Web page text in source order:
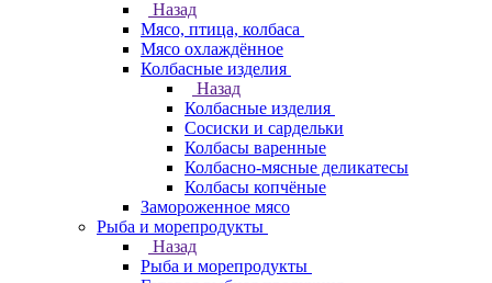
Назад
Мясо, птица, колбаса
Мясо охлаждённое
Колбасные изделия
Назад
Колбасные изделия
Сосиски и сардельки
Колбасы варенные
Колбасно-мясные деликатесы
Колбасы копчёные
Замороженное мясо
Рыба и морепродукты
Назад
Рыба и морепродукты